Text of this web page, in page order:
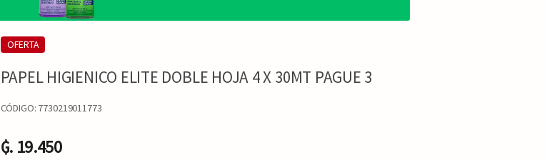
OFERTA
PAPEL HIGIENICO ELITE DOBLE HOJA 4 X 30MT PAGUE 3
CÓDIGO: 7730219011773
₲. 19.450